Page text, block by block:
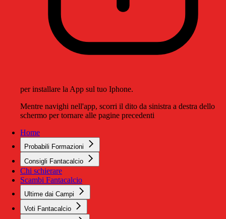
per installare la App sul tuo Iphone.
Mentre navighi nell'app, scorri il dito da sinistra a destra dello
schermo per tornare alle pagine precedenti
Home
Probabili Formazioni
Consigli Fantacalcio
Chi schierare
Scambi Fantacalcio
Ultime dai Campi
Voti Fantacalcio